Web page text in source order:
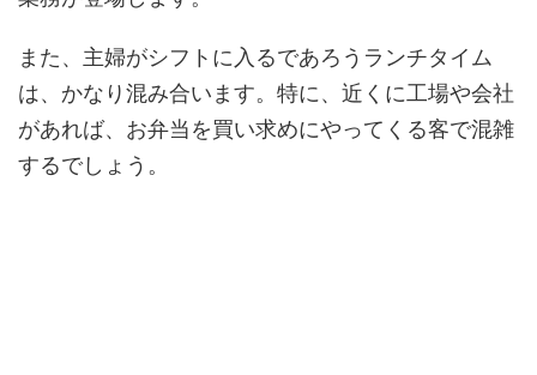
また、主婦がシフトに入るであろうランチタイム
は、かなり混み合います。特に、近くに工場や会社
があれば、お弁当を買い求めにやってくる客で混雑
するでしょう。